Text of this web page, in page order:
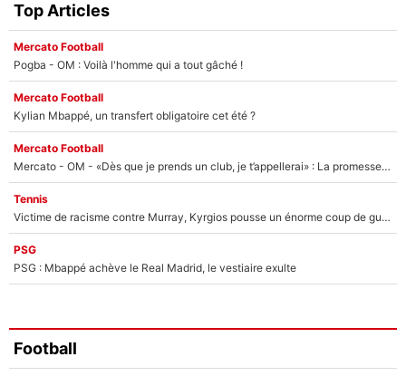
Top Articles
Mercato Football
Pogba - OM : Voilà l'homme qui a tout gâché !
Mercato Football
Kylian Mbappé, un transfert obligatoire cet été ?
Mercato Football
Mercato - OM - «Dès que je prends un club, je t’appellerai» : La promesse de Marcelino au moment de claquer la porte
Tennis
Victime de racisme contre Murray, Kyrgios pousse un énorme coup de gueule !
PSG
PSG : Mbappé achève le Real Madrid, le vestiaire exulte
Football